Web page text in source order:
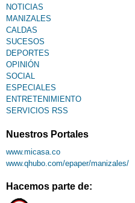
NOTICIAS
MANIZALES
CALDAS
SUCESOS
DEPORTES
OPINIÓN
SOCIAL
ESPECIALES
ENTRETENIMIENTO
SERVICIOS RSS
Nuestros Portales
www.micasa.co
www.qhubo.com/epaper/manizales/
Hacemos parte de: